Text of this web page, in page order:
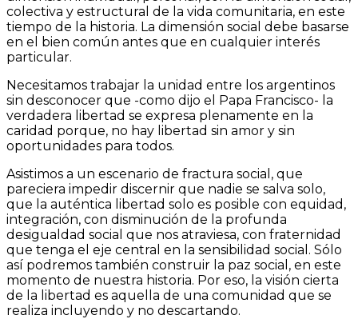
colectiva y estructural de la vida comunitaria, en este
tiempo de la historia. La dimensión social debe basarse
en el bien común antes que en cualquier interés
particular.
Necesitamos trabajar la unidad entre los argentinos
sin desconocer que -como dijo el Papa Francisco- la
verdadera libertad se expresa plenamente en la
caridad porque, no hay libertad sin amor y sin
oportunidades para todos.
Asistimos a un escenario de fractura social, que
pareciera impedir discernir que nadie se salva solo,
que la auténtica libertad solo es posible con equidad,
integración, con disminución de la profunda
desigualdad social que nos atraviesa, con fraternidad
que tenga el eje central en la sensibilidad social. Sólo
así podremos también construir la paz social, en este
momento de nuestra historia. Por eso, la visión cierta
de la libertad es aquella de una comunidad que se
realiza incluyendo y no descartando.